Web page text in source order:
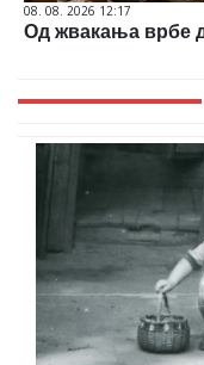
08. 08. 2026 12:17
Од жвакања врбе